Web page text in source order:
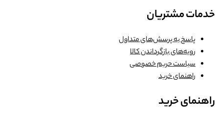
خدمات مشتریان
پاسخ به پرسش‌های متداول
رویه‌های بازگرداندن کالا
سیاست حریم خصوصی
راهنمای خرید
راهنمای خرید